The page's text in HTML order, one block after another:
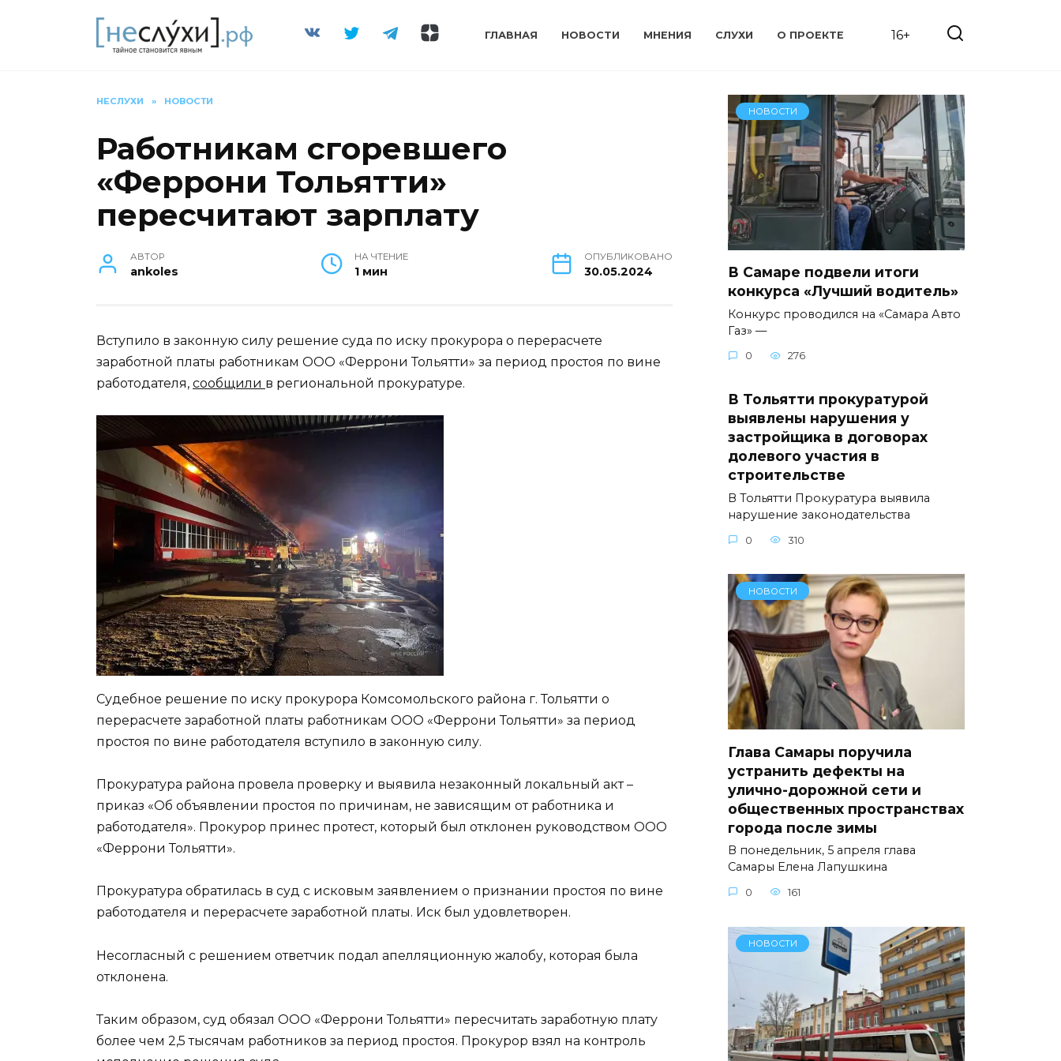
ГЛАВНАЯ НОВОСТИ МНЕНИЯ СЛУХИ О ПРОЕКТЕ 16+
НЕСЛУХИ » НОВОСТИ
Работникам сгоревшего
«Феррони Тольятти»
пересчитают зарплату
АВТОР
ankoles
НА ЧТЕНИЕ
1 мин
ОПУБЛИКОВАНО
30.05.2024
Вступило в законную силу решение суда по иску прокурора о перерасчете
заработной платы работникам ООО «Феррони Тольятти» за период простоя по вине
работодателя, сообщили в региональной прокуратуре.
Судебное решение по иску прокурора Комсомольского района г. Тольятти о
перерасчете заработной платы работникам ООО «Феррони Тольятти» за период
простоя по вине работодателя вступило в законную силу.
Прокуратура района провела проверку и выявила незаконный локальный акт –
приказ «Об объявлении простоя по причинам, не зависящим от работника и
работодателя». Прокурор принес протест, который был отклонен руководством ООО
«Феррони Тольятти».
Прокуратура обратилась в суд с исковым заявлением о признании простоя по вине
работодателя и перерасчете заработной платы. Иск был удовлетворен.
Несогласный с решением ответчик подал апелляционную жалобу, которая была
отклонена.
Таким образом, суд обязал ООО «Феррони Тольятти» пересчитать заработную плату
более чем 2,5 тысячам работников за период простоя. Прокурор взял на контроль
НОВОСТИ
В Самаре подвели итоги
конкурса «Лучший водитель»
Конкурс проводился на «Самара Авто
Газ» —
0 276
В Тольятти прокуратурой
выявлены нарушения у
застройщика в договорах
долевого участия в
строительстве
В Тольятти Прокуратура выявила
нарушение законодательства
0 310
НОВОСТИ
Глава Самары поручила
устранить дефекты на
улично-дорожной сети и
общественных пространствах
города после зимы
В понедельник, 5 апреля глава
Самары Елена Лапушкина
0 161
НОВОСТИ